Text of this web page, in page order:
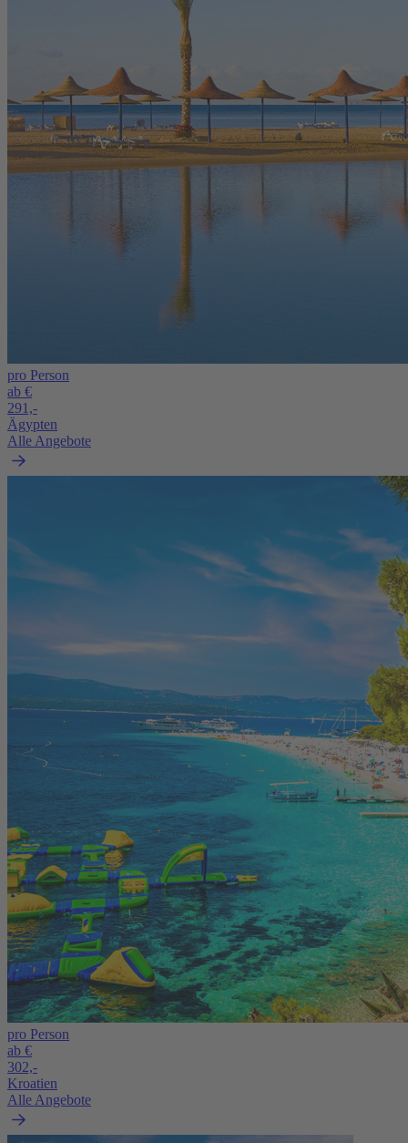
pro Person
ab €
291,-
Ägypten
Alle Angebote
pro Person
ab €
302,-
Kroatien
Alle Angebote